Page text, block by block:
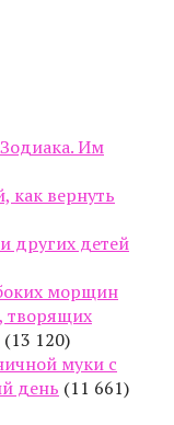
Им
как вернуть
других детей
морщин
творящих
(13 120)
муки с
день (11 661)